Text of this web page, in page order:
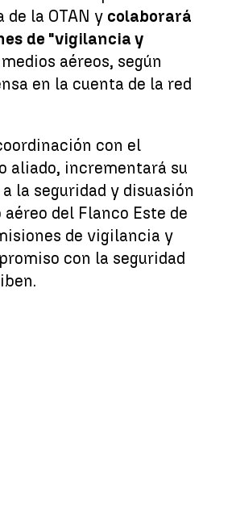
la OTAN y colaborará
de "vigilancia y
aéreos, según
en la cuenta de la red
con el
aliado, incrementará su
la seguridad y disuasión
del Flanco Este de
de vigilancia y
con la seguridad